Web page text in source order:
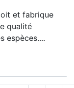
et fabrique
qualité
espèces....